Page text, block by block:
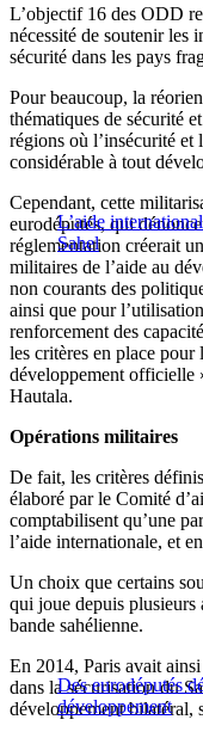
L’objectif 16 des ODD
nécessité de soutenir les
sécurité dans les pays
Pour beaucoup, la
thématiques de sécurité
régions où l’insécurité
considérable à tout
L’aide
Sahel
Cependant, cette
eurodéputés, qui
réglementation créerait
militaires de l’aide au
non courants des
ainsi que pour
renforcement des
les critères en place pour
développement officielle
Hautala.
Opérations militaires
De fait, les critères
élaboré par le Comité
comptabilisent qu’une
l’aide internationale, et
Un choix que certains
qui joue depuis plusieurs
bande sahélienne.
Des eurodéputés
développement
En 2014, Paris avait
dans la sécurisation du
développement bilatéral,